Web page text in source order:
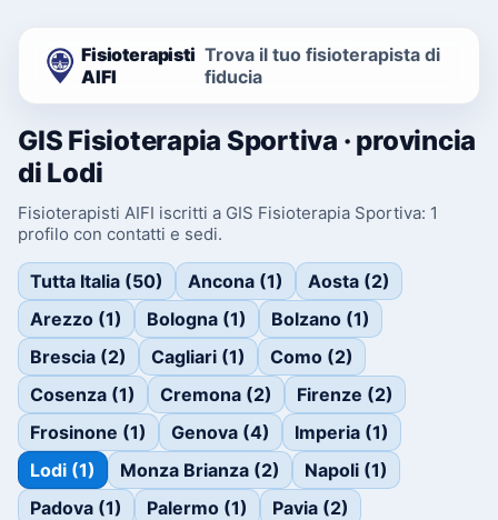
Fisioterapisti
AIFI
Trova il tuo fisioterapista di
fiducia
GIS Fisioterapia Sportiva · provincia
di Lodi
Fisioterapisti AIFI iscritti a GIS Fisioterapia Sportiva: 1
profilo con contatti e sedi.
Tutta Italia (50) Ancona (1)
Aosta (2)
Arezzo (1)
Bologna (1)
Bolzano (1)
Brescia (2)
Cagliari (1)
Como (2)
Cosenza (1)
Cremona (2)
Firenze (2)
Frosinone (1)
Genova (4)
Imperia (1)
Lodi (1)
Monza Brianza (2)
Napoli (1)
Padova (1)
Palermo (1)
Pavia (2)